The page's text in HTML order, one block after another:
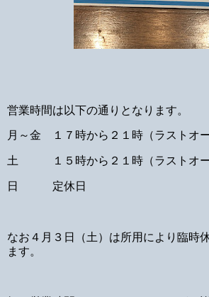
営業時間は以下の通りとなります。
月～金 １７時から２１時（ラストオー
土 １５時から２１時（ラストオー
日 定休日
なお４月３日（土）は所用により臨時
ます。